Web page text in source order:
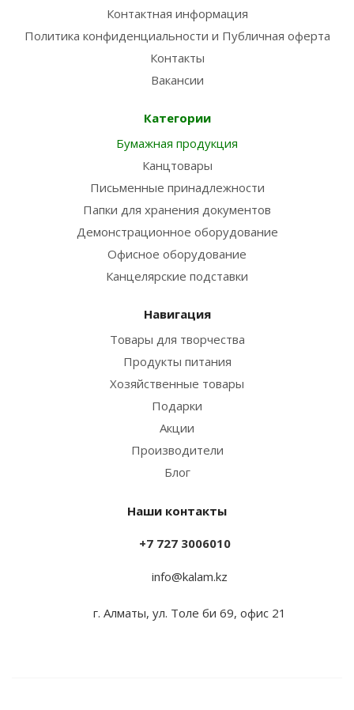
Контактная информация
Политика конфиденциальности и Публичная оферта
Контакты
Вакансии
Категории
Бумажная продукция
Канцтовары
Письменные принадлежности
Папки для хранения документов
Демонстрационное оборудование
Офисное оборудование
Канцелярские подставки
Навигация
Товары для творчества
Продукты питания
Хозяйственные товары
Подарки
Акции
Производители
Блог
Наши контакты
+7 727 3006010
info@kalam.kz
г. Алматы, ул. Толе би 69, офис 21